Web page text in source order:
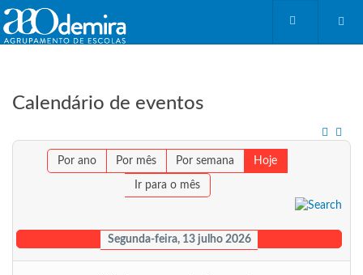
Calendário de eventos
Por ano Por mês Por semana Hoje
Ir para o mês
Segunda-feira, 13 julho 2026